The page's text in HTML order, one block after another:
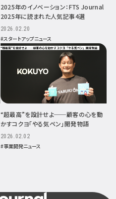
2025年のイノベーション：FTS Journal
2025年に読まれた人気記事4選
2026.02.20
#スタートアップニュース
“超最高”を設計せよ──顧客の心を動
かすコクヨ「やる気ペン」開発物語
2026.02.02
#事業開発ニュース